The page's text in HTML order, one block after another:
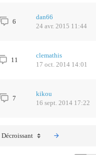
6
dan66
24 avr. 2015 11:44
11
clemathis
17 oct. 2014 14:01
7
kikou
16 sept. 2014 17:22
Décroissant